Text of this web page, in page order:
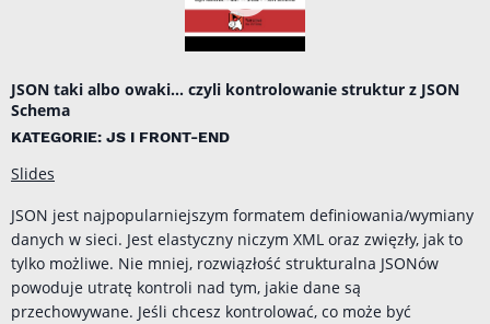
JSON taki albo owaki... czyli kontrolowanie struktur z JSON
Schema
KATEGORIE: JS I FRONT-END
Slides
JSON jest najpopularniejszym formatem definiowania/wymiany
danych w sieci. Jest elastyczny niczym XML oraz zwięzły, jak to
tylko możliwe. Nie mniej, rozwiązłość strukturalna JSONów
powoduje utratę kontroli nad tym, jakie dane są
przechowywane. Jeśli chcesz kontrolować, co może być